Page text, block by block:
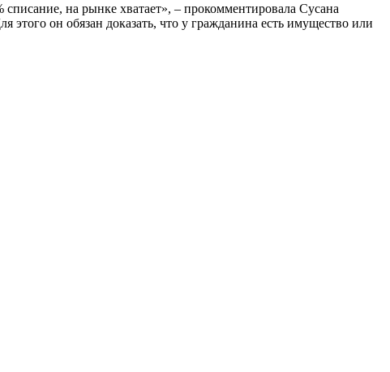
на рынке хватает», – прокомментировала Сусана
этого он обязан доказать, что у гражданина есть имущество или